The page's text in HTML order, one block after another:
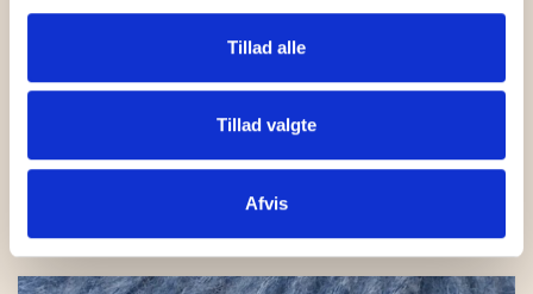
Tillad alle
Tillad valgte
Afvis
SNEFNUG 7310 ASKEGRÅ